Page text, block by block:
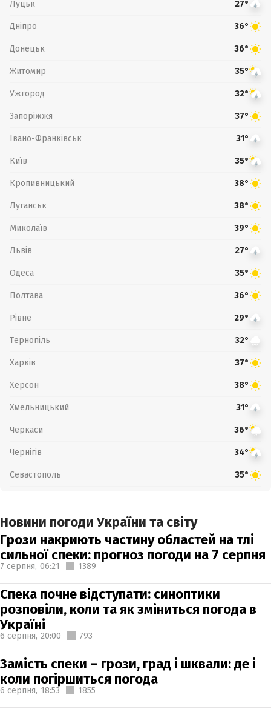
Луцьк 27°
Дніпро 36°
Донецьк 36°
Житомир 35°
Ужгород 32°
Запоріжжя 37°
Івано-Франківськ 31°
Київ 35°
Кропивницький 38°
Луганськ 38°
Миколаїв 39°
Львів 27°
Одеса 35°
Полтава 36°
Рівне 29°
Тернопіль 32°
Харків 37°
Херсон 38°
Хмельницький 31°
Черкаси 36°
Чернігів 34°
Севастополь 35°
Новини погоди України та світу
Грози накриють частину областей на тлі
сильної спеки: прогноз погоди на 7 серпня
7 серпня, 06:21 1389
Спека почне відступати: синоптики
розповіли, коли та як зміниться погода в
Україні
6 серпня, 20:00 793
Замість спеки – грози, град і шквали: де і
коли погіршиться погода
6 серпня, 18:53 1855